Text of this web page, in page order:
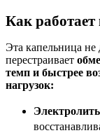
Как
Эта капельница
перестраивает
темп и быстрее
нагрузок: